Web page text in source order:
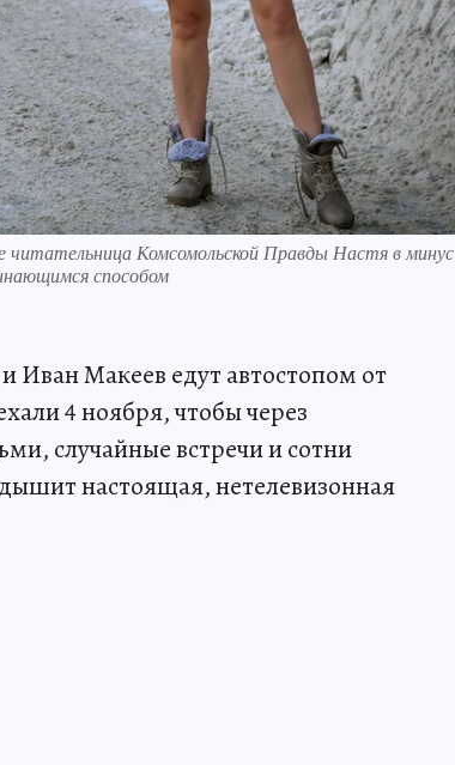
читательница Комсомольской Правды Настя в
способом
Макеев едут автостопом от
4 ноября, чтобы через
случайные встречи и сотни
настоящая, нетелевизонная